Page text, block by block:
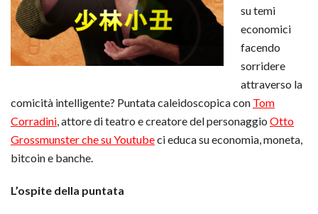
su temi
economici
facendo
sorridere
attraverso la
comicità intelligente? Puntata caleidoscopica con Tom
Corradini , attore di teatro e creatore del personaggio Otto
Grossmunster che su Youtubeci educa su economia, moneta,
bitcoin e banche.
L’ospite della puntata